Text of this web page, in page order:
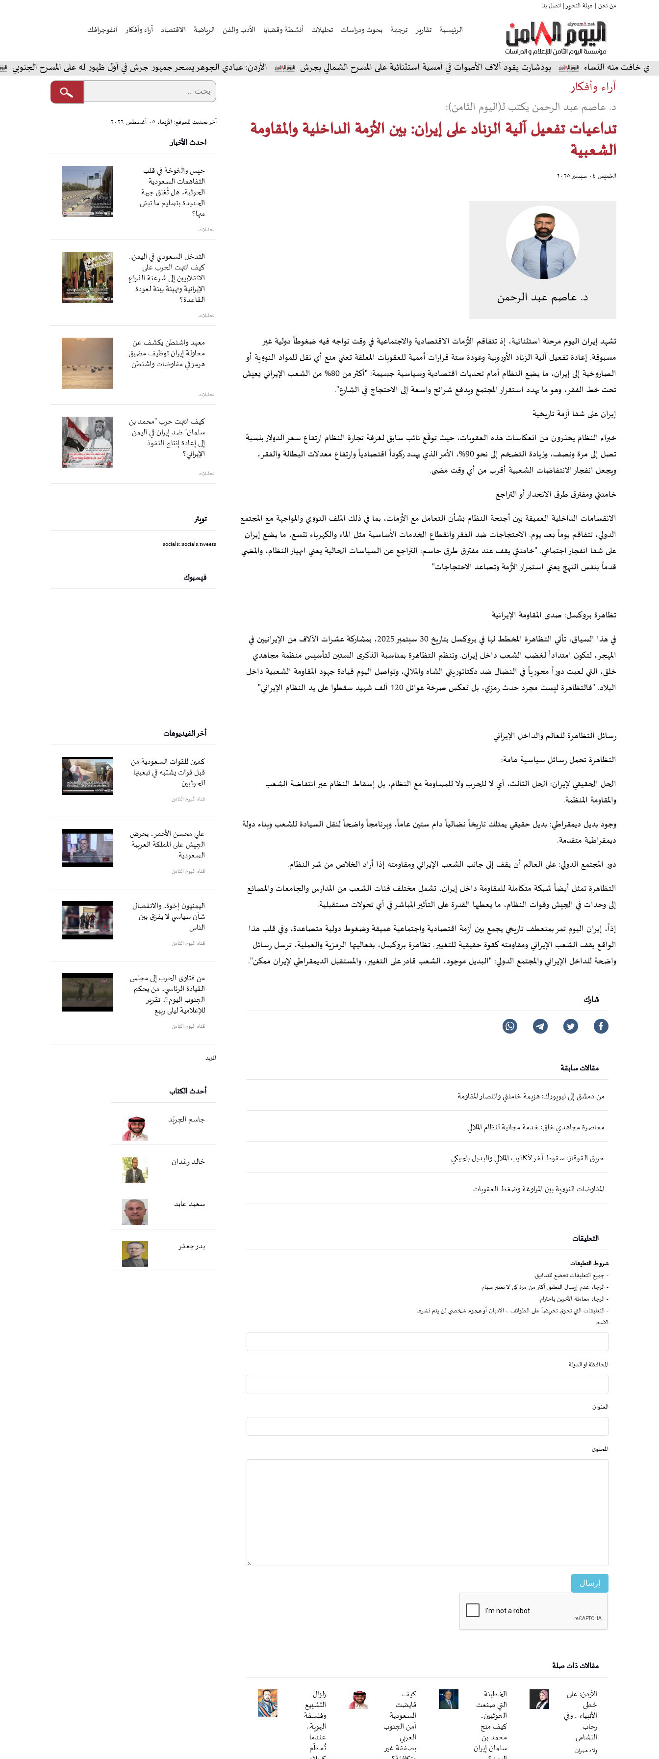
من نحن | هيئة التحرير | اتصل بنا
الرئيسية تقارير ترجمة بحوث ودراسات تحليلات أنشطة وقضايا الأدب والفن الرياضة الاقتصاد آراء وأفكار انفوجرافك
منه النساء بودشارت يقود آلاف الأصوات في أمسية استثنائية على المسرح الشمالي بجرش الأردن: عبادي الجوهر يسحر جمهور جرش في أول ظهور له على المسرح الجنوبي
آراء وأفكار
د. عاصم عبد الرحمن يكتب لـ(اليوم الثامن):
تداعيات تفعيل آلية الزناد على إيران: بين الأزمة الداخلية والمقاومة
الشعبية
الخميس ٠٤ سبتمبر ٢٠٢٥
د. عاصم عبد الرحمن
تشهد إيران اليوم مرحلة استثنائية، إذ تتفاقم الأزمات الاقتصادية والاجتماعية في وقت تواجه فيه ضغوطاً دولية غير
مسبوقة. إعادة تفعيل آلية الزناد الأوروبية وعودة ستة قرارات أممية للعقوبات المعلقة تعني منع أي نقل للمواد النووية أو
الصاروخية إلى إيران، ما يضع النظام أمام تحديات اقتصادية وسياسية جسيمة: "أكثر من 80% من الشعب الإيراني يعيش
تحت خط الفقر، وهو ما يهدد استقرار المجتمع ويدفع شرائح واسعة إلى الاحتجاج في الشارع".
إيران على شفا أزمة تاريخية
خبراء النظام يحذرون من انعكاسات هذه العقوبات، حيث توقّع نائب سابق لغرفة تجارة النظام ارتفاع سعر الدولار بنسبة
تصل إلى مرة ونصف، وزيادة التضخم إلى نحو 90%، الأمر الذي يهدد ركوداً اقتصادياً وارتفاع معدلات البطالة والفقر،
ويجعل انفجار الانتفاضات الشعبية أقرب من أي وقت مضى.
خامنئي ومفترق طرق الانحدار أو التراجع
الانقسامات الداخلية العميقة بين أجنحة النظام بشأن التعامل مع الأزمات، بما في ذلك الملف النووي والمواجهة مع المجتمع
الدولي، تتفاقم يوماً بعد يوم. الاحتجاجات ضد الفقر وانقطاع الخدمات الأساسية مثل الماء والكهرباء تتسع، ما يضع إيران
على شفا انفجار اجتماعي. "خامنئي يقف عند مفترق طرق حاسم: التراجع عن السياسات الحالية يعني انهيار النظام، والمضي
قدماً بنفس النهج يعني استمرار الأزمة وتصاعد الاحتجاجات"
تظاهرة بروكسل: صدى المقاومة الإيرانية
في هذا السياق، تأتي التظاهرة المخطط لها في بروكسل بتاريخ 30 سبتمبر 2025، بمشاركة عشرات الآلاف من الإيرانيين في
المهجر، لتكون امتداداً لغضب الشعب داخل إيران. وتنظم التظاهرة بمناسبة الذكرى الستين لتأسيس منظمة مجاهدي
خلق، التي لعبت دوراً محورياً في النضال ضد دكتاتوريتي الشاه والملالي، وتواصل اليوم قيادة جهود المقاومة الشعبية داخل
البلاد. "فالتظاهرة ليست مجرد حدث رمزي، بل تعكس صرخة عوائل 120 ألف شهيد سقطوا على يد النظام الإيراني"
رسائل التظاهرة للعالم والداخل الإيراني
التظاهرة تحمل رسائل سياسية هامة:
الحل الحقيقي لإيران: الحل الثالث، أي لا للحرب ولا للمساومة مع النظام، بل إسقاط النظام عبر انتفاضة الشعب
والمقاومة المنظمة.
وجود بديل ديمقراطي: بديل حقيقي يمتلك تاريخاً نضالياً دام ستين عاماً، وبرنامجاً واضحاً لنقل السيادة للشعب وبناء دولة
ديمقراطية متقدمة.
دور المجتمع الدولي: على العالم أن يقف إلى جانب الشعب الإيراني ومقاومته إذا أراد الخلاص من شر النظام.
التظاهرة تمثل أيضاً شبكة متكاملة للمقاومة داخل إيران، تشمل مختلف فئات الشعب من المدارس والجامعات والمصانع
إلى وحدات في الجيش وقوات النظام، ما يعطيها القدرة على التأثير المباشر في أي تحولات مستقبلية.
إذاً، إيران اليوم تمر بمنعطف تاريخي يجمع بين أزمة اقتصادية واجتماعية عميقة وضغوط دولية متصاعدة، وفي قلب هذا
الواقع يقف الشعب الإيراني ومقاومته كقوة حقيقية للتغيير. تظاهرة بروكسل، بفعاليتها الرمزية والعملية، ترسل رسائل
واضحة للداخل الإيراني والمجتمع الدولي: "البديل موجود، الشعب قادر على التغيير، والمستقبل الديمقراطي لإيران ممكن".
شارك
مقالات سابقة
من دمشق إلى نيويورك: هزيمة خامنئي وانتصار المقاومة
محاصرة مجاهدي خلق: خدمة مجانية لنظام الملالي
حريق القوقاز: سقوط آخر لأكاذيب الملالي والبديل بلجيكي
المفاوضات النووية بين المراوغة وضغط العقوبات
التعليقات
شروط التعليقات
- جميع التعليقات تخضع للتدقيق.
- الرجاء عدم إرسال التعليق أكثر من مرة كي لا يعتبر سبام
- الرجاء معاملة الآخرين باحترام.
- التعليقات التي تحوي تحريضاً على الطوائف ، الاديان أو هجوم شخصي لن يتم نشرها
الاسم
المحافظة او الدولة
العنوان
المحتوى
إرسال
مقالات ذات صلة
الأردن: على
خطى
الأنبياء .. وفي
رحاب
النشامى
ولاء عمران
الخطيئة
التي صنعت
الحوثيين..
كيف منح
محمد بن
سلمان إيران
كيف
قايضت
السعودية
أمن الجنوب
العربي
بصفقة غير
زلزال
التشييع
وفلسفة
الهوية..
عندما
تُحطّم
آخر تحديث للموقع: الأربعاء ٠٥ أغسطس ٢٠٢٦
احدث الأخبار
حيس والخوخة في قلب
التفاهمات السعودية
الحوثية.. هل تُغلق جبهة
الحديدة بتسليم ما تبقى
منها؟
تحليلات
التدخل السعودي في اليمن..
كيف انتهت الحرب على
الانقلابيين إلى شرعنة الذراع
الإيرانية وتهيئة بيئة لعودة
القاعدة؟
تحليلات
معهد واشنطن يكشف عن
محاولة إيران توظيف مضيق
هرمز في مفاوضات واشنطن
تحليلات
كيف انتهت حرب "محمد بن
سلمان" ضد إيران في اليمن
إلى إعادة إنتاج النفوذ
الإيراني؟
تحليلات
تويتر
socials::socials.tweets
فيسبوك
أخر الفيديوهات
كمين للقوات السعودية من
قبل قوات يشتبه في تبعيتها
للحوثيين
قناة اليوم الثامن
علي محسن الأحمر.. يحرض
الجيش على المملكة العربية
السعودية
قناة اليوم الثامن
اليمنيون إخوة.. والانفصال
شأن سياسي لا يفرّق بين
الناس
قناة اليوم الثامن
من فتاوى الحرب إلى مجلس
القيادة الرئاسي.. من يحكم
الجنوب اليوم؟.. تقرير
للإعلامية ليلى ربيع
قناة اليوم الثامن
المزيد
أحدث الكتاب
جاسم الجريّد
خالد رغدان
سعید عابد
بدر جعفر